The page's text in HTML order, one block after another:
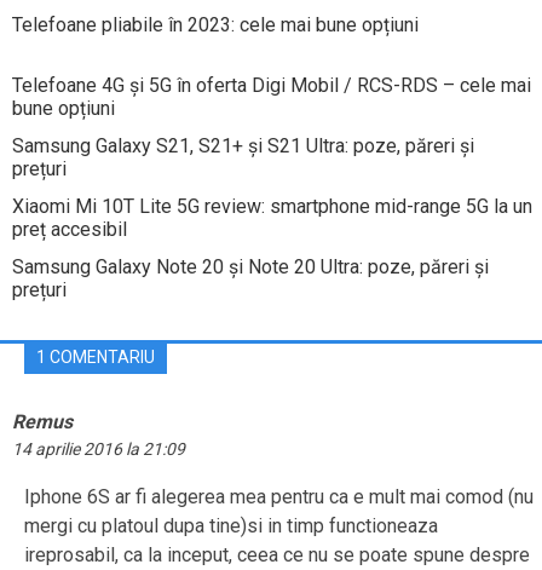
Telefoane pliabile în 2023: cele mai bune opțiuni
Telefoane 4G și 5G în oferta Digi Mobil / RCS-RDS – cele mai
bune opțiuni
Samsung Galaxy S21, S21+ și S21 Ultra: poze, păreri și
prețuri
Xiaomi Mi 10T Lite 5G review: smartphone mid-range 5G la un
preț accesibil
Samsung Galaxy Note 20 și Note 20 Ultra: poze, păreri și
prețuri
1 COMENTARIU
Remus
14 aprilie 2016 la 21:09
Iphone 6S ar fi alegerea mea pentru ca e mult mai comod (nu
mergi cu platoul dupa tine)si in timp functioneaza
ireprosabil, ca la inceput, ceea ce nu se poate spune despre